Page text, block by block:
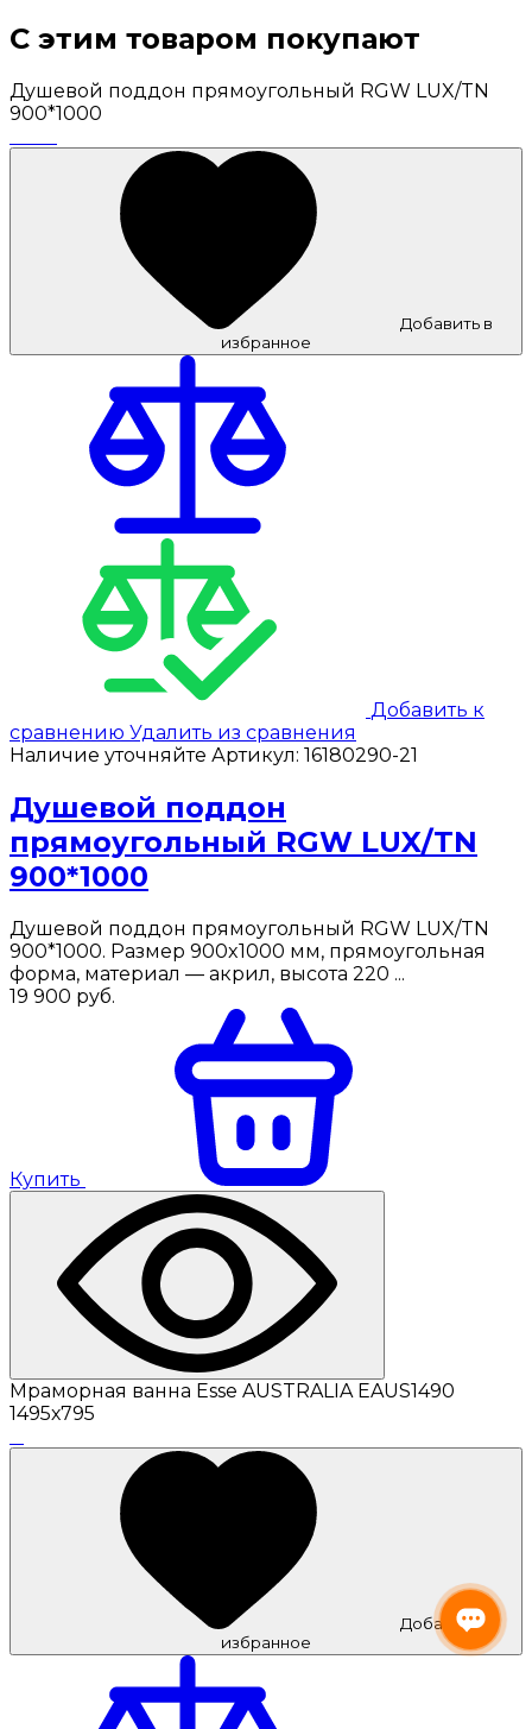
С этим товаром покупают
Душевой поддон прямоугольный RGW LUX/TN
900*1000
Добавить в
избранное
Добавить к
сравнению Удалить из сравнения
Наличие уточняйте Артикул: 16180290-21
Душевой поддон
прямоугольный RGW LUX/TN
900*1000
Душевой поддон прямоугольный RGW LUX/TN
900*1000. Размер 900x1000 мм, прямоугольная
форма, материал — акрил, высота 220 ...
19 900 руб.
Купить
Мраморная ванна Esse AUSTRALIA EAUS1490
1495х795
Добавить в
избранное